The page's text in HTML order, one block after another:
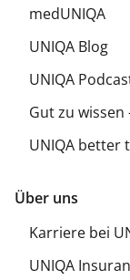
medUNIQA
UNIQA Blog
UNIQA
Gut zu
UNIQA better
Über uns
Karriere bei
UNIQA